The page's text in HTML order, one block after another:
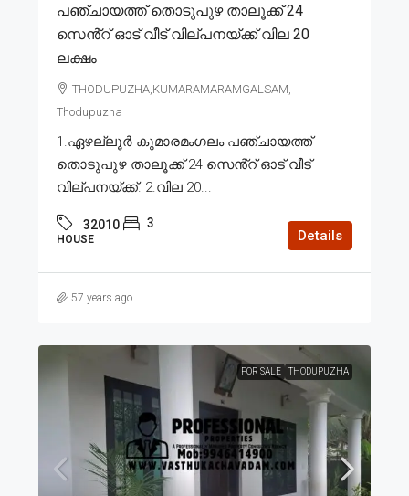
പഞ്ചായത്ത് തൊടുപുഴ താലൂക്ക് 24
സെൻ്റ് ഓട് വീട് വില്പനയ്ക്ക് വില 20
ലക്ഷം
THODUPUZHA,KUMARAMARAMGALSAM,
Thodupuzha
1.ഏഴല്ലൂർ കുമാരമംഗലം പഞ്ചായത്ത്
തൊടുപുഴ താലൂക്ക് 24 സെൻ്റ് ഓട് വീട്
വില്പനയ്ക്ക്. 2.വില 20...
32010 3
HOUSE Details
57 years ago
FOR SALE THODUPUZHA